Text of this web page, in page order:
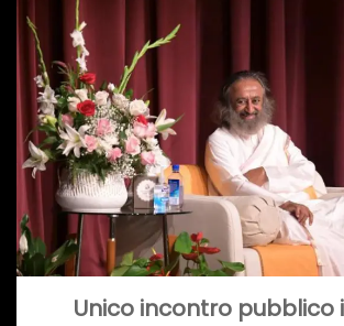
Unico incontro pubblico